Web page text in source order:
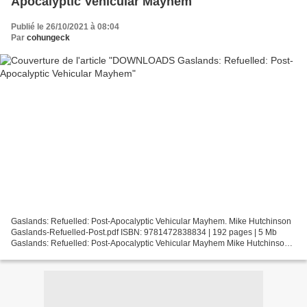
Publié le 26/10/2021 à 08:04
Par cohungeck
Gaslands: Refuelled: Post-Apocalyptic Vehicular Mayhem. Mike Hutchinson
Gaslands-Refuelled-Post.pdf ISBN: 9781472838834 | 192 pages | 5 Mb
Gaslands: Refuelled: Post-Apocalyptic Vehicular Mayhem Mike Hutchinson